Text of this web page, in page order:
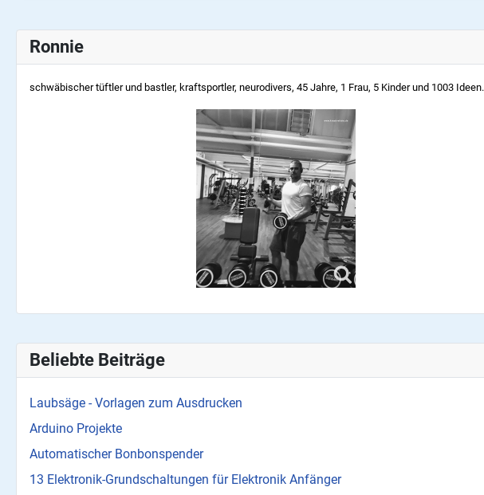
Ronnie
schwäbischer tüftler und bastler, kraftsportler, neurodivers, 45 Jahre, 1 Frau, 5 Kinder und 1003 Ideen.
Beliebte Beiträge
Laubsäge - Vorlagen zum Ausdrucken
Arduino Projekte
Automatischer Bonbonspender
13 Elektronik-Grundschaltungen für Elektronik Anfänger